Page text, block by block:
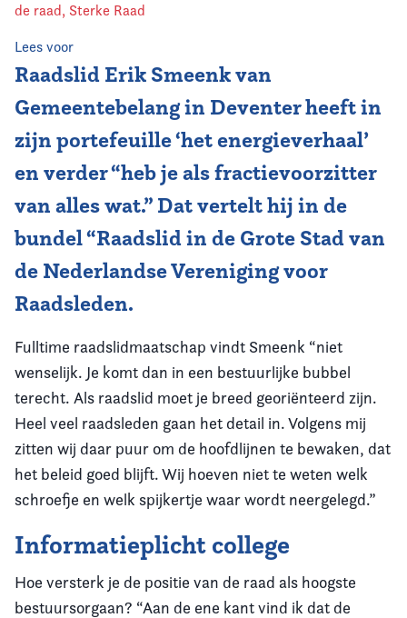
de raad, Sterke Raad
Lees voor
Raadslid Erik Smeenk van
Gemeentebelang in Deventer heeft in
zijn portefeuille ‘het energieverhaal’
en verder “heb je als fractievoorzitter
van alles wat.” Dat vertelt hij in de
bundel “Raadslid in de Grote Stad van
de Nederlandse Vereniging voor
Raadsleden.
Fulltime raadslidmaatschap vindt Smeenk “niet
wenselijk. Je komt dan in een bestuurlijke bubbel
terecht. Als raadslid moet je breed georiënteerd zijn.
Heel veel raadsleden gaan het detail in. Volgens mij
zitten wij daar puur om de hoofdlijnen te bewaken, dat
het beleid goed blijft. Wij hoeven niet te weten welk
schroefje en welk spijkertje waar wordt neergelegd.”
Informatieplicht college
Hoe versterk je de positie van de raad als hoogste
bestuursorgaan? “Aan de ene kant vind ik dat de